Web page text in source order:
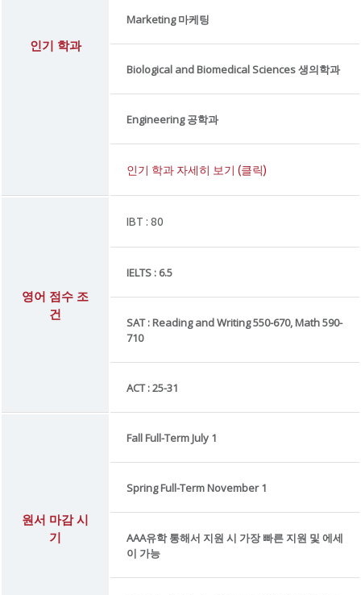
인기 학과
Marketing 마케팅
Biological and Biomedical Sciences 생의학과
Engineering 공학과
인기 학과 자세히 보기 (클릭)
영어 점수 조
건
IBT : 80
IELTS : 6.5
SAT : Reading and Writing 550-670, Math 590-
710
ACT : 25-31
원서 마감 시
기
Fall Full-Term July 1
Spring Full-Term November 1
AAA유학 통해서 지원 시 가장 빠른 지원 및 에세
이 가능